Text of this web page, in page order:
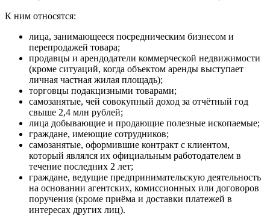
К ним относятся:
лица, занимающееся посредническим бизнесом и
перепродажей товара;
продавцы и арендодатели коммерческой недвижимости
(кроме ситуаций, когда объектом аренды выступает
личная частная жилая площадь);
торговцы подакцизными товарами;
самозанятые, чей совокупный доход за отчётный год
свыше 2,4 млн рублей;
лица добывающие и продающие полезные ископаемые;
граждане, имеющие сотрудников;
самозанятые, оформившие контракт с клиентом,
который являлся их официальным работодателем в
течение последних 2 лет;
граждане, ведущие предпринимательскую деятельность
на основании агентских, комиссионных или договоров
поручения (кроме приёма и доставки платежей в
интересах других лиц).